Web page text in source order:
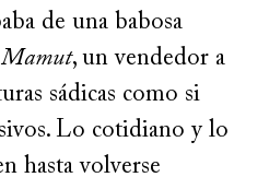
de una babosa
, un vendedor a
sádicas como si
Lo cotidiano y lo
hasta volverse